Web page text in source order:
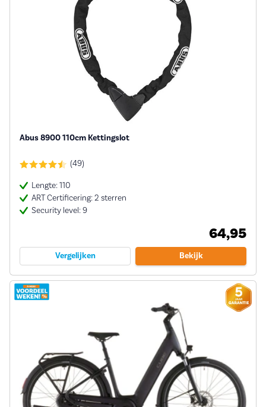
Abus 8900 110cm Kettingslot
(49)
Lengte: 110
ART Certificering: 2 sterren
Security level: 9
64,95
Vergelijken Bekijk